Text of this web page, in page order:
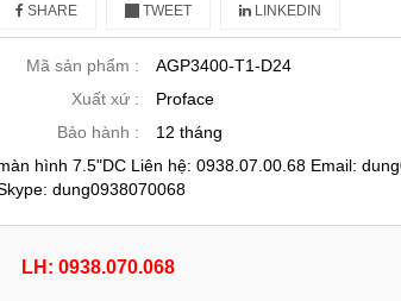
SHARE TWEET LINKEDIN
Mã sản phẩm :
AGP3400-T1-D24
Xuất xứ :
Proface
Bảo hành :
12 tháng
hình 7.5"DC Liên hệ: 0938.07.00.68 Email:
dung0938070068
LH: 0938.070.068